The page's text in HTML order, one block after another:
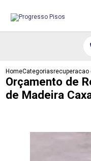
HomeCategoriasrecuperacao
Orçamento de
de Madeira